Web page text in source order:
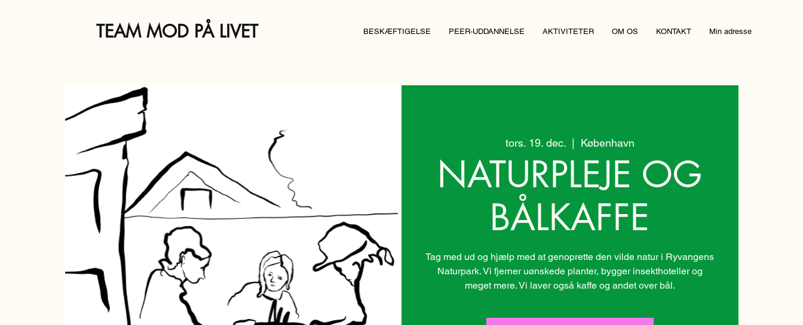
TEAM MOD PÅ LIVET BESKÆFTIGELSE PEER-UDDANNELSE AKTIVITETER OM OS KONTAKT Min adresse
tors. 19. dec.
  |
København
NATURPLEJE OG
BÅLKAFFE
Tag med ud og hjælp med at genoprette den vilde natur i Ryvangens
Naturpark. Vi fjerner uønskede planter, bygger insekthoteller og
meget mere. Vi laver også kaffe og andet over bål.